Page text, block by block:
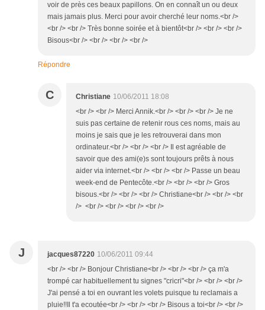
voir de près ces beaux papillons. On en connaît un ou deux
mais jamais plus. Merci pour avoir cherché leur noms.<br />
<br /> <br /> Très bonne soirée et à bientôt<br /> <br /> <br />
Bisous<br /> <br /> <br /> <br />
Répondre
C Christiane 10/06/2011 18:08
<br /> <br /> Merci Annik.<br /> <br /> <br /> Je ne
suis pas certaine de retenir rous ces noms, mais au
moins je sais que je les retrouverai dans mon
ordinateur.<br /> <br /> <br /> Il est agréable de
savoir que des ami(e)s sont toujours prêts à nous
aider via internet.<br /> <br /> <br /> Passe un beau
week-end de Pentecôte.<br /> <br /> <br /> Gros
bisous.<br /> <br /> <br /> Christiane<br /> <br /> <br
/> <br /> <br /> <br /> <br />
J jacques87220 10/06/2011 09:44
<br /> <br /> Bonjour Christiane<br /> <br /> <br /> ça m'a
trompé car habituellement tu signes "cricri"<br /> <br /> <br />
J'ai pensé a toi en ouvrant les volets puisque tu reclamais a
pluie!!Il t'a ecoutée<br /> <br /> <br /> Bisous a toi<br /> <br />